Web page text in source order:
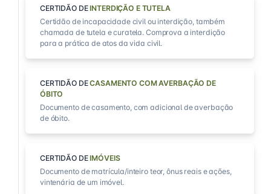
CERTIDÃO DEINTERDIÇÃO E TUTELA
Certidão de incapacidade civil ou interdição, também
chamada de tutela e curatela. Comprova a interdição
para a prática de atos da vida civil.
CERTIDÃO DECASAMENTO COM AVERBAÇÃO DE
ÓBITO
Documento de casamento, com adicional de averbação
de óbito.
CERTIDÃO DEIMÓVEIS
Documento de matrícula/inteiro teor, ônus reais e ações,
vintenária de um imóvel.